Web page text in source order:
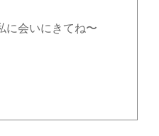
に会いにきてね〜